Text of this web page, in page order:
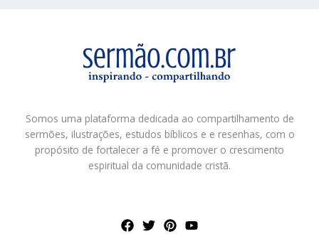
Somos uma plataforma dedicada ao compartilhamento de
sermões, ilustrações, estudos bíblicos e e resenhas, com o
propósito de fortalecer a fé e promover o crescimento
espiritual da comunidade cristã.